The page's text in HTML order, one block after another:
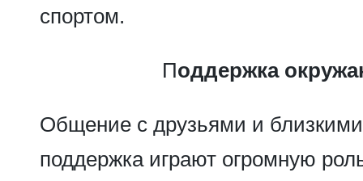
спортом.
Поддержка
Общение с друзьями и
поддержка играют огромную